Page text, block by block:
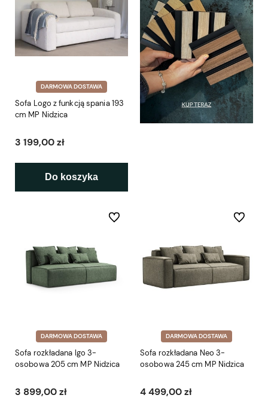
DARMOWA DOSTAWA
Sofa Logo z funkcją spania 193
cm MP Nidzica
3 199,00 zł
Do koszyka
DARMOWA DOSTAWA
Sofa rozkładana Igo 3-
osobowa 205 cm MP Nidzica
3 899,00 zł
Do ulubionych
DARMOWA DOSTAWA
Sofa rozkładana Neo 3-
osobowa 245 cm MP Nidzica
4 499,00 zł
Do